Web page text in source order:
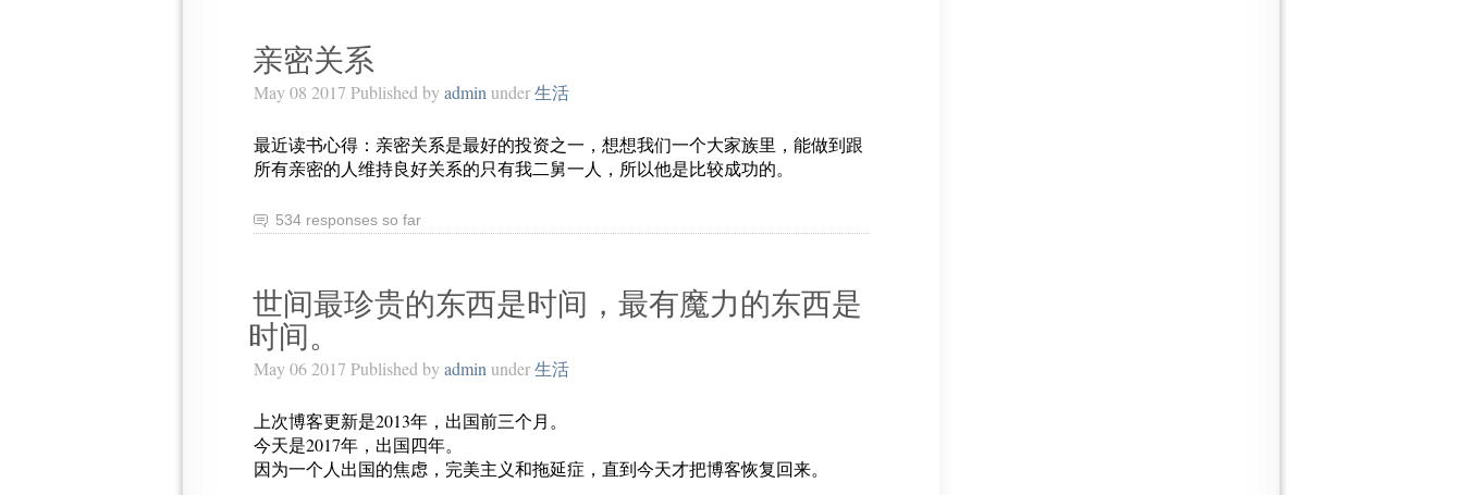
亲密关系
May 08 2017 Published by admin under生活
最近读书心得：亲密关系是最好的投资之一，想想我们一个大家族里，能做到跟
所有亲密的人维持良好关系的只有我二舅一人，所以他是比较成功的。
534 responses so far
世间最珍贵的东西是时间，最有魔力的东西是
时间。
May 06 2017 Published by admin under生活
上次博客更新是2013年，出国前三个月。
今天是2017年，出国四年。
因为一个人出国的焦虑，完美主义和拖延症，直到今天才把博客恢复回来。